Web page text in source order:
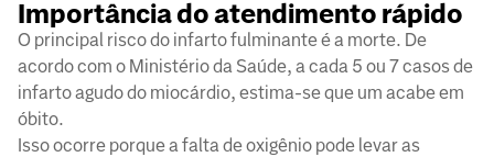
Importância do atendimento rápido
O principal risco do infarto fulminante é a morte. De
acordo com o Ministério da Saúde, a cada 5 ou 7 casos de
infarto agudo do miocárdio, estima-se que um acabe em
óbito.
Isso ocorre porque a falta de oxigênio pode levar as